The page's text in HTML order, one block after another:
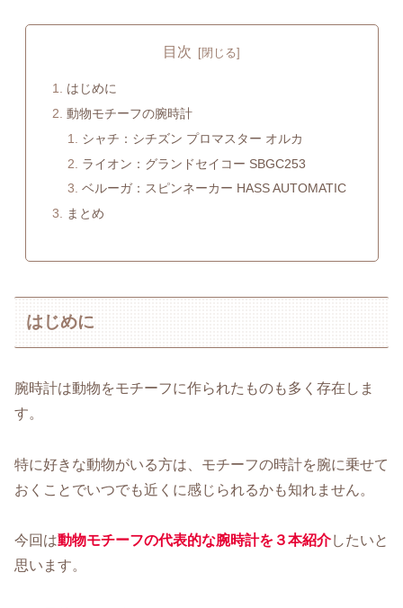
目次
はじめに
動物モチーフの腕時計
シャチ：シチズン プロマスター オルカ
ライオン：グランドセイコー SBGC253
ベルーガ：スピンネーカー HASS AUTOMATIC
まとめ
はじめに
腕時計は動物をモチーフに作られたものも多く存在しま
す。
特に好きな動物がいる方は、モチーフの時計を腕に乗せて
おくことでいつでも近くに感じられるかも知れません。
今回は動物モチーフの代表的な腕時計を３本紹介したいと
思います。